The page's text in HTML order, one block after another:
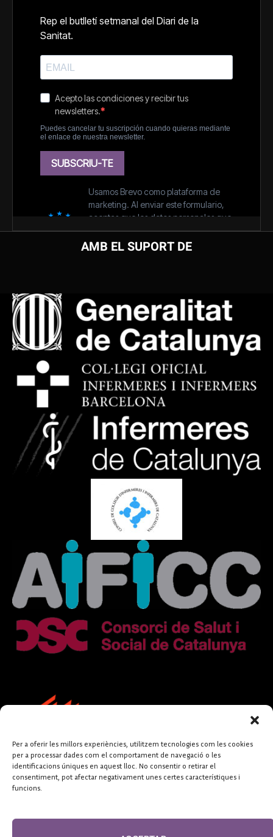
Per a oferir les millors experiències, utilitzem tecnologies com les cookies
per a processar dades com el comportament de navegació o les
identificacions úniques en aquest lloc. No consentir o retirar el
consentiment, pot afectar negativament unes certes característiques i
funcions.
AMB EL SUPORT DE
FUNDACIÓ